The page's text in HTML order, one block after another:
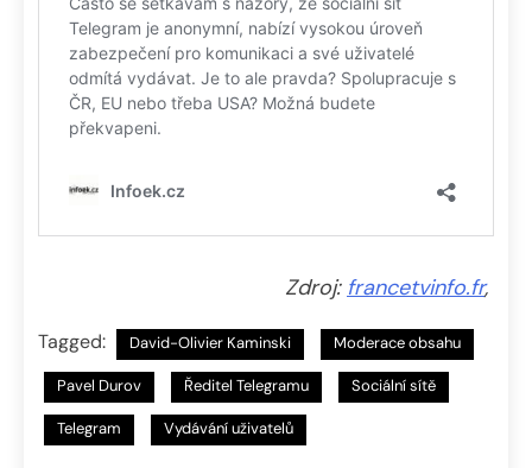
Zdroj: francetvinfo.fr,
Tagged: David-Olivier Kaminski Moderace obsahu
Pavel Durov Ředitel Telegramu Sociální sítě
Telegram Vydávání uživatelů